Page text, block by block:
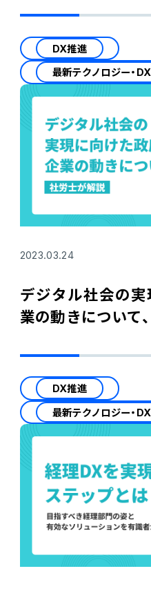
DX推進
最新テクノロジー・
2023.03.24
デジタル社会の
業の動きについて
DX推進
最新テクノロジー・